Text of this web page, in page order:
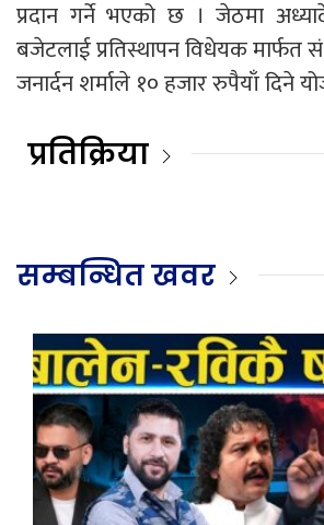
प्रदान गर्ने भएको छ । जेठमा
बजेटलाई प्रतिस्थापन विधेयक मार्फत
जनार्दन शर्माले १० हजार रुपैयाँ दिने
प्रतिक्रिया
सम्बन्धित खवर